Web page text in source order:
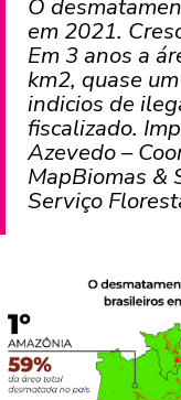
O
em 2021.
Em 3 anos a
km2, quase
indicios de
fiscalizado.
Azevedo –
MapBiomas &
Serviço